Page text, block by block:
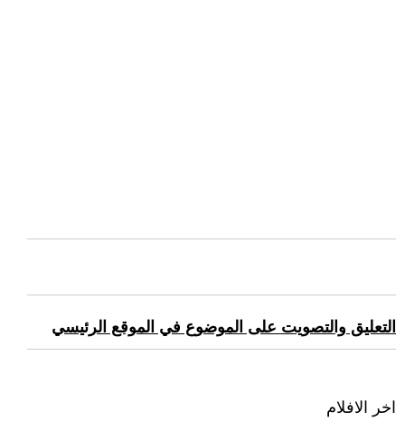
التعليق والتصويت على الموضوع في الموقع الرئيسي
اخر الافلام